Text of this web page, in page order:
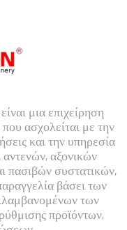
μια επιχείρηση
ασχολείται με την
και την υπηρεσία
αντενών, αξονικών
πασιβών συστατικών,
βάσει των
των
προϊόντων,